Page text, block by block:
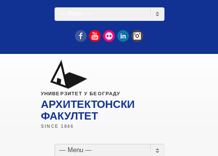
FacebookYouTube
Flickr LinkedIn
УНИВЕРЗИТЕТ У БЕОГРАДУ
АРХИТЕКТОНСКИ
ФАКУЛТЕТ
— Menu —